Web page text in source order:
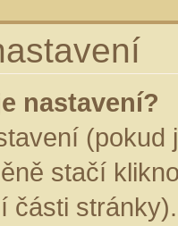
nastavení?
(pokud
stačí
části